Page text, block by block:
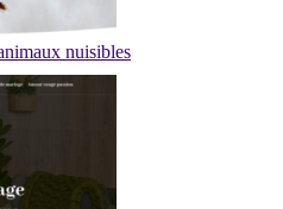
nuisibles